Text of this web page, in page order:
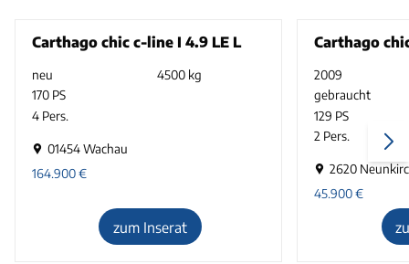
Carthago chic c-line I 4.9 LE L
neu
4500 kg
170 PS
4 Pers.
01454 Wachau
164.900€
zum Inserat
Carthago
2009
gebraucht
129 PS
2 Pers.
2620
45.900€